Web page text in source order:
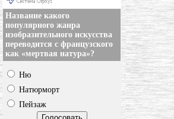
Название какого
популярного жанра
изобразительного искусства
переводится с французского
как «мертвая натура»?
Ню
Натюрморт
Пейзаж